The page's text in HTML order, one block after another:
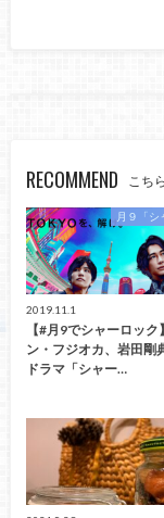
RECOMMEND こち
月９「シ
2019.11.1
【#月9でシャーロッ
ン・フジオカ、岩田剛
ドラマ「シャー…